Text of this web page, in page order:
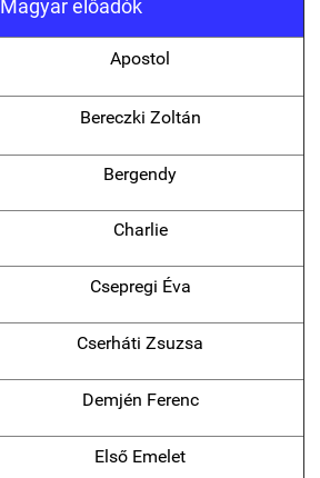
Magyar előadók
Apostol
Bereczki Zoltán
Bergendy
Charlie
Csepregi Éva
Cserháti Zsuzsa
Demjén Ferenc
Első Emelet